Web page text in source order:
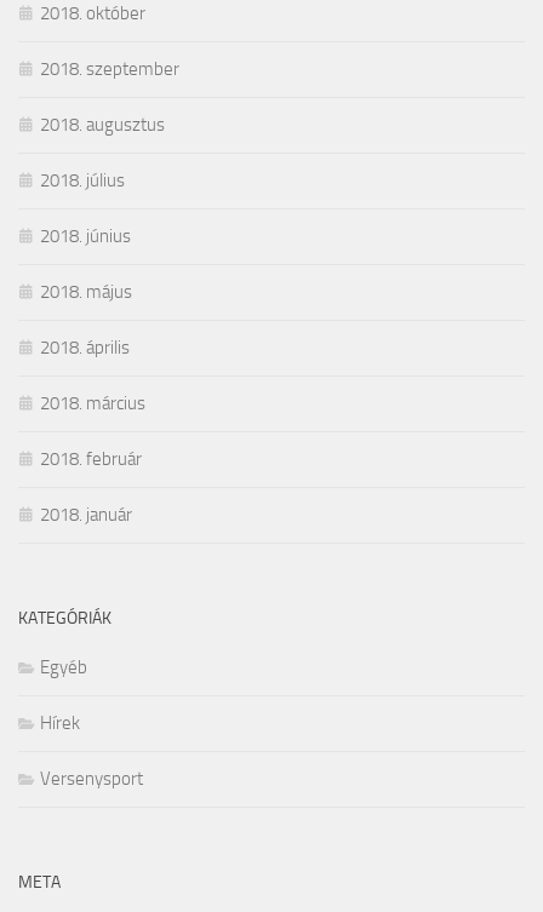
2018. október
2018. szeptember
2018. augusztus
2018. július
2018. június
2018. május
2018. április
2018. március
2018. február
2018. január
KATEGÓRIÁK
Egyéb
Hírek
Versenysport
META